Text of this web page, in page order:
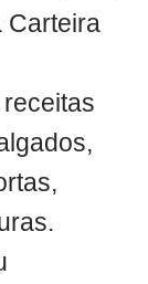
Carteira